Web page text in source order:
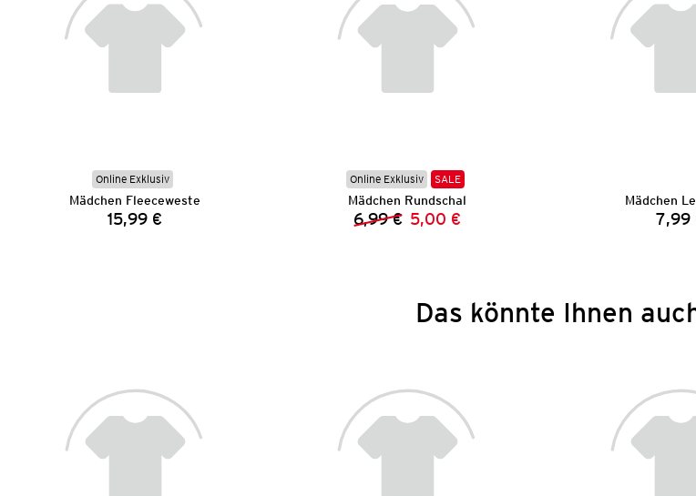
Online Exklusiv
Mädchen Fleeceweste
Preis:
15,99 €
Online Exklusiv SALE
Mädchen Rundschal
Vorheriger Preis:
6,99 € Neuer Preis:
5,00 €
Mädchen
7,99
Das könnte Ihnen